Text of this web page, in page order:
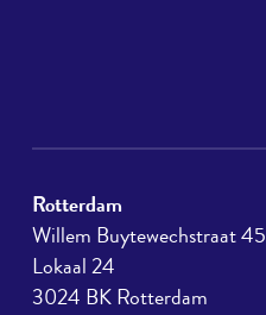
Rotterdam
Willem Buytewechstraat 45
Lokaal 24
3024 BK Rotterdam